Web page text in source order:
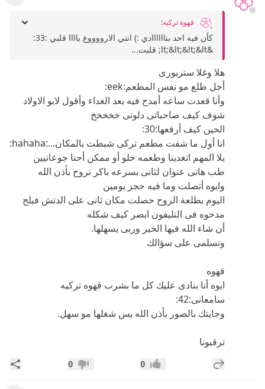
قهوة تركيه:
كأن فيه احد بناااااادي :) انتي الارووووع ياااا قلبي :33:
&lt;&lt;&lt;&lt; قلبت...
هلا وغلا ستربورى
أجل طلع مو نفس المطعم:eek:
وأنا قعدت ساعه أمدح فيه بعد الغداء وأقول لابو الاولاد
شوف كيف صاحباتى دلونى خخخخخ
الحين كيف أرقعها:30:
انا أول ما شفت مطعم تركى شبطت بالمكان...:hahaha:
يلا المهم اتغدينا وطعمه حلو أو ممكن أحنا جوعانيين
طب هاتى عنوان لثانى بسرعه باكر نروح بأذن الله
وايوه أتصلت وما فيه حجز يومين
اليوم بطلعة الروح حصلت مكان ثانى على الدتش فيلج
مدحوه فى التليفون ابصر كيف شكله
أن شاء الله فيها الخير وربى يسهلها.
وتسلمى على سؤالك
قهوه
ايوه أنا بنادى عليك كل ما بشرب قهوه تركيه
سامعانى:42:
وجايتك بالصور بأذن الله بس شغلها مو سهل.
ترقبونا
إضافة رد جديد إعجاب0 عدم إعجاب
0